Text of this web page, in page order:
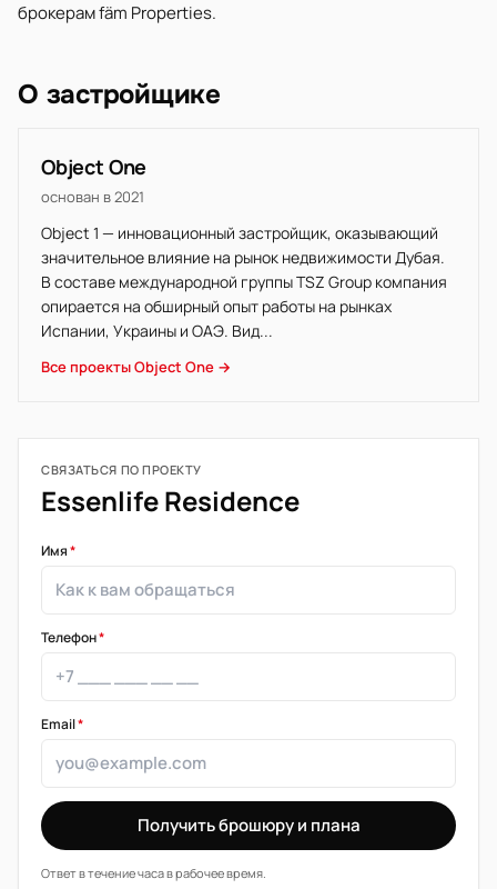
брокерам fäm Properties.
О застройщике
Object One
основан в 2021
Object 1 — инновационный застройщик, оказывающий
значительное влияние на рынок недвижимости Дубая.
В составе международной группы TSZ Group компания
опирается на обширный опыт работы на рынках
Испании, Украины и ОАЭ. Вид...
Все проекты Object One →
СВЯЗАТЬСЯ ПО ПРОЕКТУ
Essenlife Residence
Имя*
Телефон*
Email*
Получить брошюру и плана
Ответ в течение часа в рабочее время.